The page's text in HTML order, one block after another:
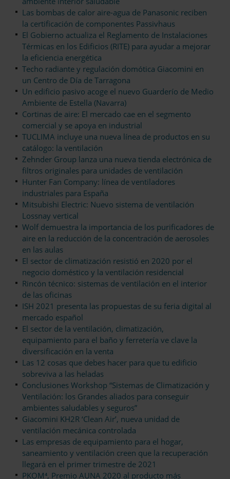
Las bombas de calor aire-agua de Panasonic reciben
la certificación de componentes Passivhaus
El Gobierno actualiza el Reglamento de Instalaciones
Térmicas en los Edificios (RITE) para ayudar a mejorar
la eficiencia energética
Techo radiante y regulación domótica Giacomini en
un Centro de Día de Tarragona
Un edificio pasivo acoge el nuevo Guarderío de Medio
Ambiente de Estella (Navarra)
Cortinas de aire: El mercado cae en el segmento
comercial y se apoya en industrial
TUCLIMA incluye una nueva línea de productos en su
catálogo: la ventilación
Zehnder Group lanza una nueva tienda electrónica de
filtros originales para unidades de ventilación
Hunter Fan Company: línea de ventiladores
industriales para España
Mitsubishi Electric: Nuevo sistema de ventilación
Lossnay vertical
Wolf demuestra la importancia de los purificadores de
aire en la reducción de la concentración de aerosoles
en las aulas
El sector de climatización resistió en 2020 por el
negocio doméstico y la ventilación residencial
Rincón técnico: sistemas de ventilación en el interior
de las oficinas
ISH 2021 presenta las propuestas de su feria digital al
mercado español
El sector de la ventilación, climatización,
equipamiento para el baño y ferretería ve clave la
diversificación en la venta
Las 12 cosas que debes hacer para que tu edificio
sobreviva a las heladas
Conclusiones Workshop “Sistemas de Climatización y
Ventilación: los Grandes aliados para conseguir
ambientes saludables y seguros”
Giacomini KH2R ‘Clean Air’, nueva unidad de
ventilación mecánica controlada
Las empresas de equipamiento para el hogar,
saneamiento y ventilación creen que la recuperación
llegará en el primer trimestre de 2021
PKOM⁴, Premio AUNA 2020 al producto más